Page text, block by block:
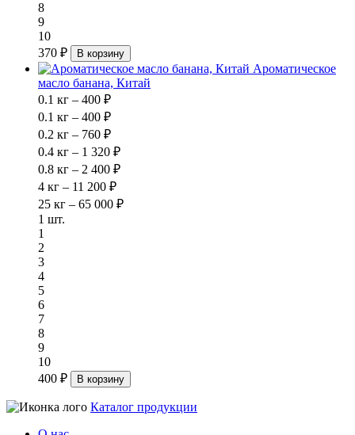
8
9
10
370 ₽
В корзину
Ароматическое
масло банана, Китай
0.1 кг – 400 ₽
0.1 кг – 400 ₽
0.2 кг – 760 ₽
0.4 кг – 1 320 ₽
0.8 кг – 2 400 ₽
4 кг – 11 200 ₽
25 кг – 65 000 ₽
1 шт.
1
2
3
4
5
6
7
8
9
10
400 ₽
В корзину
Каталог продукции